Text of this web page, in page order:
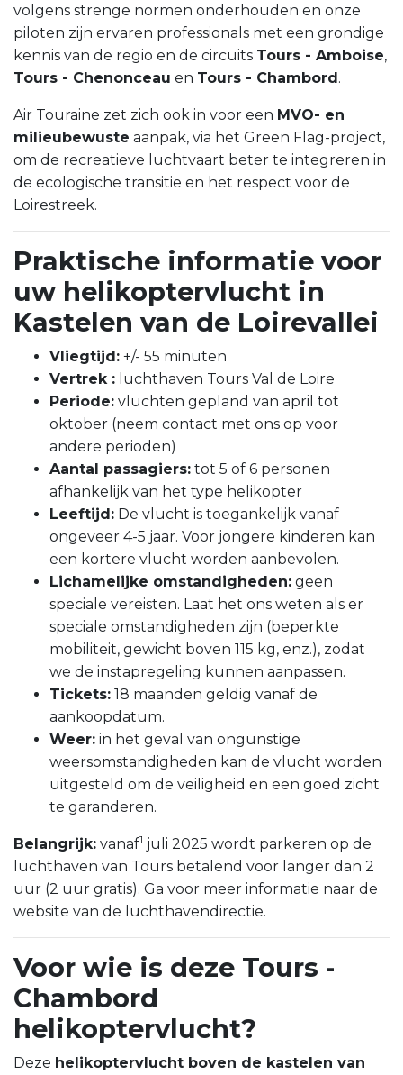
volgens strenge normen onderhouden en onze
piloten zijn ervaren professionals met een grondige
kennis van de regio en de circuits Tours - Amboise,
Tours - Chenonceau en Tours - Chambord.
Air Touraine zet zich ook in voor een MVO- en
milieubewuste aanpak, via het Green Flag-project,
om de recreatieve luchtvaart beter te integreren in
de ecologische transitie en het respect voor de
Loirestreek.
Praktische informatie voor
uw helikoptervlucht in
Kastelen van de Loirevallei
Vliegtijd: +/- 55 minuten
Vertrek : luchthaven Tours Val de Loire
Periode: vluchten gepland van april tot
oktober (neem contact met ons op voor
andere perioden)
Aantal passagiers: tot 5 of 6 personen
afhankelijk van het type helikopter
Leeftijd: De vlucht is toegankelijk vanaf
ongeveer 4-5 jaar. Voor jongere kinderen kan
een kortere vlucht worden aanbevolen.
Lichamelijke omstandigheden: geen
speciale vereisten. Laat het ons weten als er
speciale omstandigheden zijn (beperkte
mobiliteit, gewicht boven 115 kg, enz.), zodat
we de instapregeling kunnen aanpassen.
Tickets: 18 maanden geldig vanaf de
aankoopdatum.
Weer: in het geval van ongunstige
weersomstandigheden kan de vlucht worden
uitgesteld om de veiligheid en een goed zicht
te garanderen.
Belangrijk: vanaf1 juli 2025 wordt parkeren op de
luchthaven van Tours betalend voor langer dan 2
uur (2 uur gratis). Ga voor meer informatie naar de
website van de luchthavendirectie.
Voor wie is deze Tours -
Chambord
helikoptervlucht?
Deze helikoptervlucht boven de kastelen van